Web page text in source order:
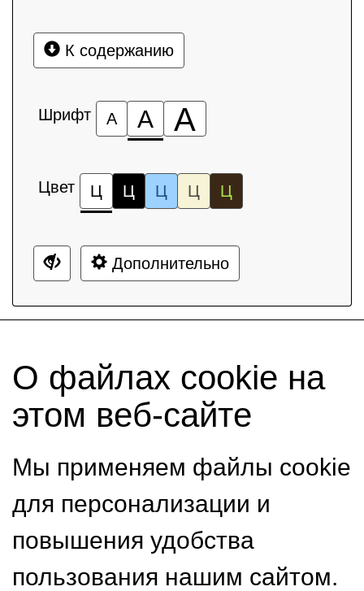
К содержанию
Шрифт А А А
Цвет Ц Ц Ц Ц Ц
Дополнительно
О файлах cookie на
этом веб-сайте
Мы применяем файлы cookie
для персонализации и
повышения удобства
пользования нашим сайтом.